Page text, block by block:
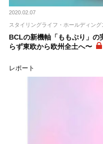
2020.02.07
スタイリングライフ・ホールディン
BCLの新機軸「ももぷり」の
らず東欧から欧州全土へ〜
レポート